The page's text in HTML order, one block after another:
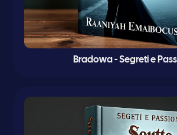
Bradowa - Segreti e